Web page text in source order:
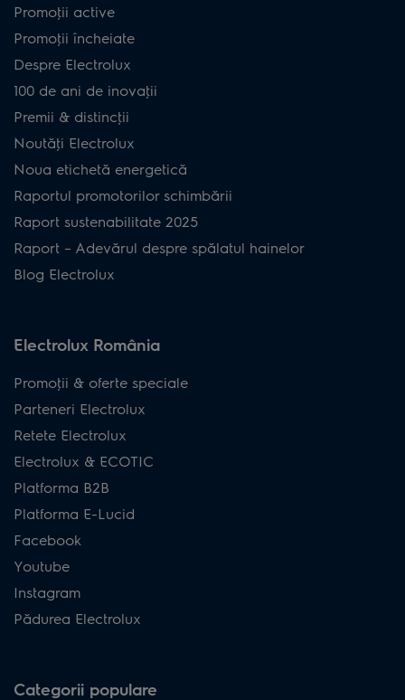
Promoţii active
Promoţii încheiate
Despre Electrolux
100 de ani de inovaţii
Premii & distincţii
Noutăţi Electrolux
Noua etichetă energetică
Raportul promotorilor schimbării
Raport sustenabilitate 2025
Raport – Adevărul despre spălatul hainelor
Blog Electrolux
Electrolux România
Promoţii & oferte speciale
Parteneri Electrolux
Retete Electrolux
Electrolux & ECOTIC
Platforma B2B
Platforma E-Lucid
Facebook
Youtube
Instagram
Pădurea Electrolux
Categorii populare